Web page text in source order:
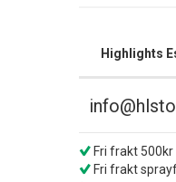
Highlights
Fri frakt
Fri frakt